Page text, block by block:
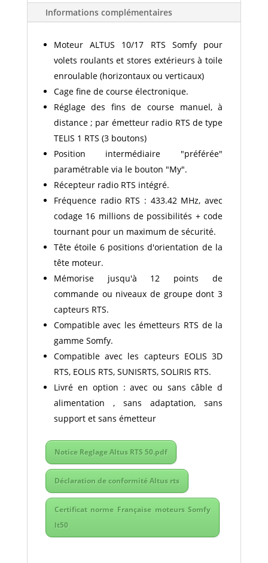
Informations complémentaires
Moteur ALTUS 10/17 RTS Somfy pour
volets roulants et stores extérieurs à toile
enroulable (horizontaux ou verticaux)
Cage fine de course électronique.
Réglage des fins de course manuel, à
distance ; par émetteur radio RTS de type
TELIS 1 RTS (3 boutons)
Position intermédiaire "préférée"
paramétrable via le bouton "My".
Récepteur radio RTS intégré.
Fréquence radio RTS : 433.42 MHz, avec
codage 16 millions de possibilités + code
tournant pour un maximum de sécurité.
Tête étoile 6 positions d'orientation de la
tête moteur.
Mémorise jusqu'à 12 points de
commande ou niveaux de groupe dont 3
capteurs RTS.
Compatible avec les émetteurs RTS de la
gamme Somfy.
Compatible avec les capteurs EOLIS 3D
RTS, EOLIS RTS, SUNISRTS, SOLIRIS RTS.
Livré en option : avec ou sans câble d
alimentation , sans adaptation, sans
support et sans émetteur
Notice Reglage Altus RTS 50.pdf
Déclaration de conformité Altus rts
Certificat norme Française moteurs Somfy
lt50